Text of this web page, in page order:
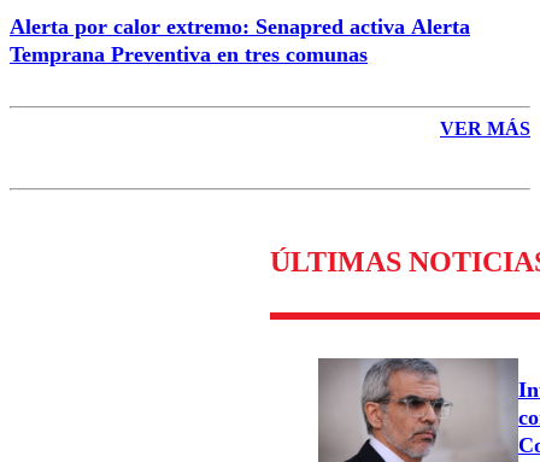
Alerta por calor extremo: Senapred activa Alerta
Temprana Preventiva en tres comunas
VER MÁS
ÚLTIMAS